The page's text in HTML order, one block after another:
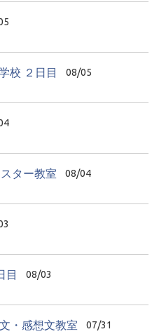
校 ２日目 08/05
ター教室 08/04
目 08/03
・感想文教室 07/31